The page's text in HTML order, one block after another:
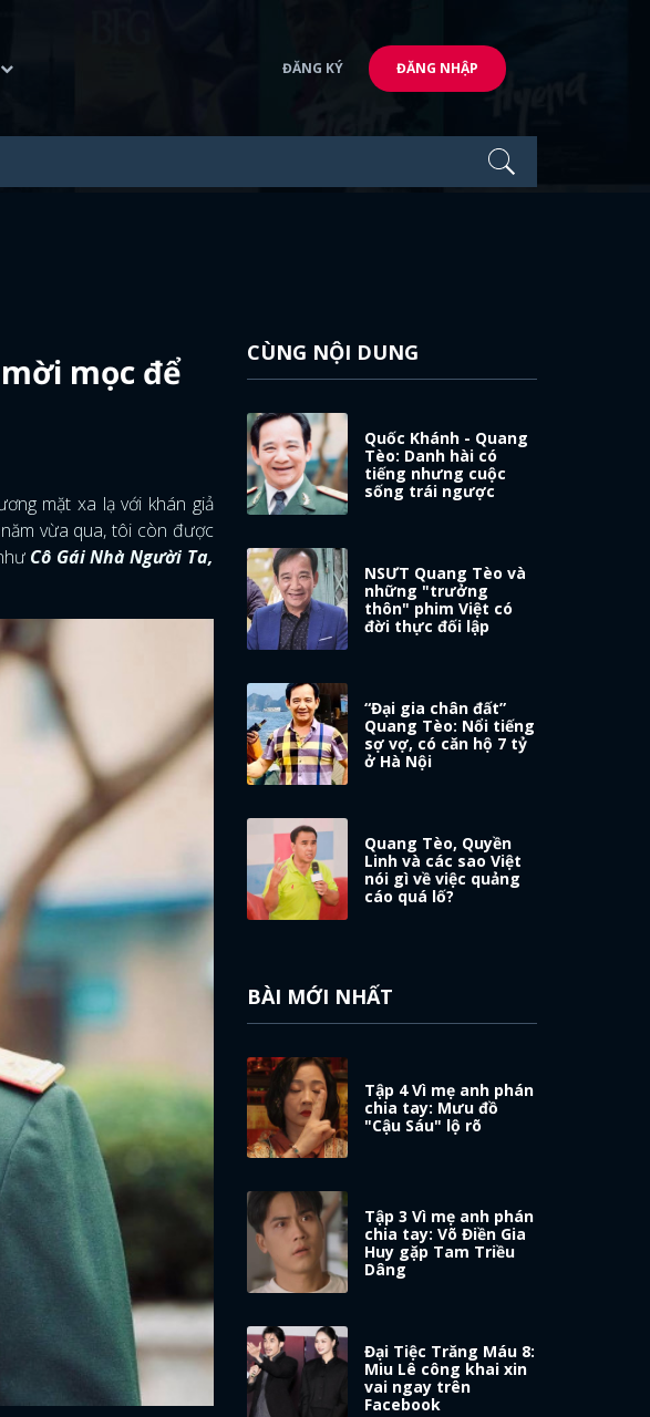
ĐĂNG KÝ ĐĂNG NHẬP
mọc để
mặt xa lạ với khán giả
vừa qua, tôi còn được
Cô Gái Nhà Người Ta,
CÙNG NỘI DUNG
Quốc Khánh - Quang
Tèo: Danh hài có
tiếng nhưng cuộc
sống trái ngược
NSƯT Quang Tèo và
những "trưởng
thôn" phim Việt có
đời thực đối lập
“Đại gia chân đất”
Quang Tèo: Nổi tiếng
sợ vợ, có căn hộ 7 tỷ
ở Hà Nội
Quang Tèo, Quyền
Linh và các sao Việt
nói gì về việc quảng
cáo quá lố?
BÀI MỚI NHẤT
Tập 4 Vì mẹ anh phán
chia tay: Mưu đồ
"Cậu Sáu" lộ rõ
Tập 3 Vì mẹ anh phán
chia tay: Võ Điền Gia
Huy gặp Tam Triều
Dâng
Đại Tiệc Trăng Máu 8:
Miu Lê công khai xin
vai ngay trên
Facebook